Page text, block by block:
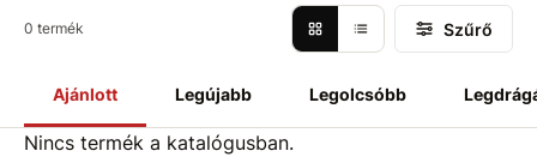
Ajánlott Legújabb Legolcsóbb
0 termék Szűrő
Nincs termék a katalógusban.